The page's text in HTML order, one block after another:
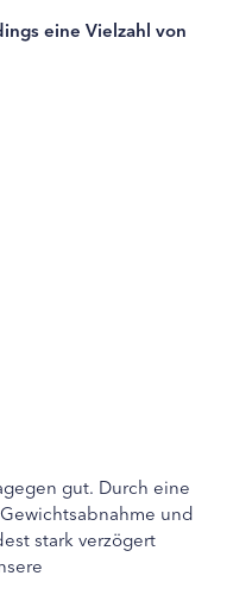
eine Vielzahl von
gut. Durch eine
und
stark verzögert